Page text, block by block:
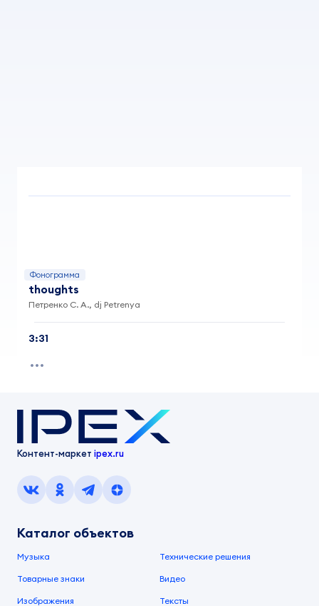
Фонограмма
thoughts
Петренко С. А., dj Petrenya
3:31
Контент-маркет ipex.ru
Каталог объектов
Музыка Технические решения
Товарные знаки Видео
Изображения Тексты